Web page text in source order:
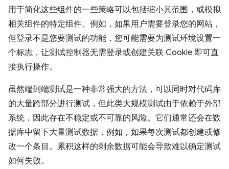
用于简化这些组件的一些策略可以包括缩小其范围，或模拟
相关组件的特定组件。例如，如果用户需要登录您的网站，
但登录不是您要测试的功能，您可能需要为测试环境设置一
个标志，让测试控制器无需登录或创建关联 Cookie 即可直
接执行操作。
虽然端到端测试是一种非常强大的方法，可以同时对代码库
的大量跨部分进行测试，但此类大规模测试由于依赖于外部
系统，因此存在不稳定或不可靠的风险。它们通常还会在数
据库中留下大量测试数据，例如，如果每次测试都创建或修
改一个条目。累积这样的剩余数据可能会导致难以确定测试
如何失败。